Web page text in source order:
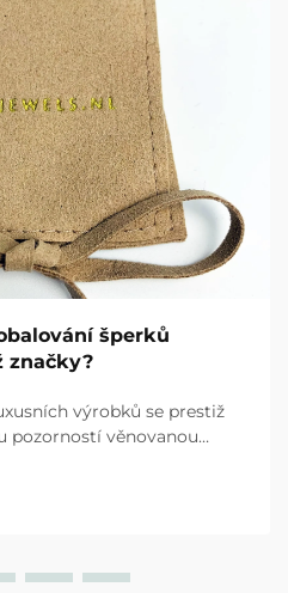
šperků
značky?
výrobků se prestiž
pozorností věnovanou
interakci mezi vaší
z rozbalení…